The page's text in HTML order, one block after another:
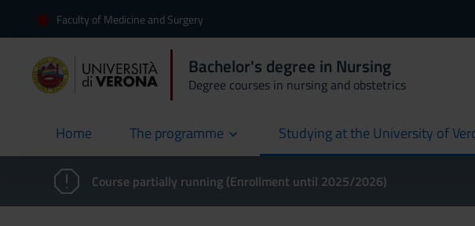
Faculty of Medicine and Surgery
Bachelor's degree in Nursing
Degree courses in nursing and obstetrics
Home
current The programme Studying at the University of
Course partially running (Enrollment until 2025/2026)